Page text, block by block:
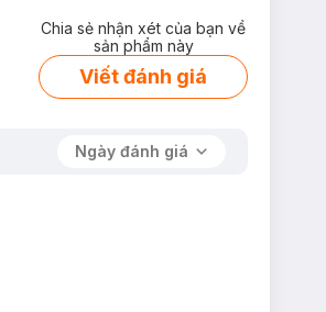
Chia sẻ nhận xét của bạn về
sản phẩm này
Viết đánh giá
Ngày đánh giá